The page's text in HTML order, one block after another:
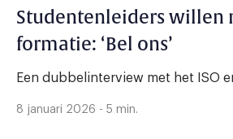
Studentenleiders willen
formatie: ‘Bel ons’
Een dubbelinterview met het ISO
8 januari 2026 - 5 min.